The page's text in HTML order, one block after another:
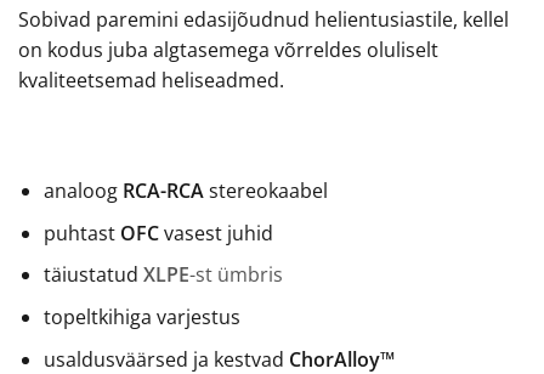
Sobivad paremini edasijõudnud helientusiastile, kellel
on kodus juba algtasemega võrreldes oluliselt
kvaliteetsemad heliseadmed.
analoog RCA-RCAstereokaabel
puhtastOFCvasest juhid
täiustatud XLPE-st ümbris
topeltkihiga varjestus
usaldusväärsed ja kestvad ChorAlloy™